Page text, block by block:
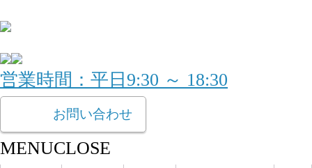
営業時間：平日9:30 ～ 18:30
お問い合わせ
MENUCLOSE